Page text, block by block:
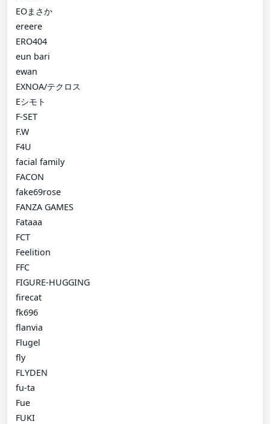
EOまさか
ereere
ERO404
eun bari
ewan
EXNOA/テクロス
Eシモト
F-SET
F.W
F4U
facial family
FACON
fake69rose
FANZA GAMES
Fataaa
FCT
Feelition
FFC
FIGURE-HUGGING
firecat
fk696
flanvia
Flugel
fly
FLYDEN
fu-ta
Fue
FUKI